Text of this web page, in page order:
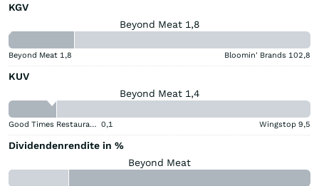
KGV
Beyond Meat 1,8
Beyond Meat 1,8 Bloomin' Brands 102,8
KUV
Beyond Meat 1,4
Good Times Restaurants 0,1 Wingstop 9,5
Dividendenrendite in %
Beyond Meat